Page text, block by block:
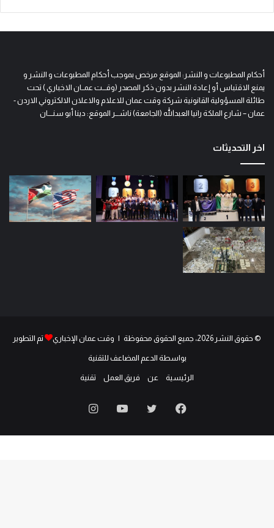
أحكام المطبوعات و النشر: الموقع مرخص بموجب أحكام المطبوعات و النشر و
يمنع الاقتباس أو إعادة النشر بدون ذكر المصدر (وقـــت عمــان الاخباري ) تحت
طائلة المسؤولية القانونية شركة وقت عمان للاعلام والاعلان الالكتروني الاردن -
عمان – شارع الملكة رانيا العبدالله (الجامعة) ناشـــر الموقع: دينا أبو سنــــان
اخر التحديثات
© حقوق النشر 2026، جميع الحقوق محفوظة | وقت عمان الإخباري تم التطوير
بواسطة الدعم المضاعف للتقنية
الرئيسية عن فريق العمل تقنية